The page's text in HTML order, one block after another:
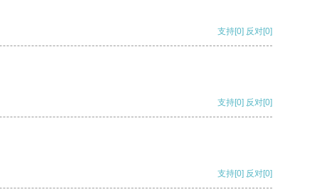
支持[0] 反对[0]
支持[0] 反对[0]
支持[0] 反对[0]